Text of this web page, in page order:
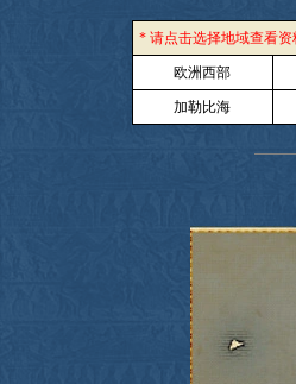
* 请点击选择地域查看资
欧洲西部
加勒比海